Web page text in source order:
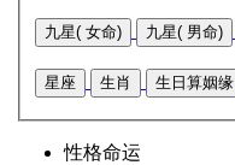
九星( 女命) 九星( 男命)
星座 生肖 生日算姻缘
性格命运